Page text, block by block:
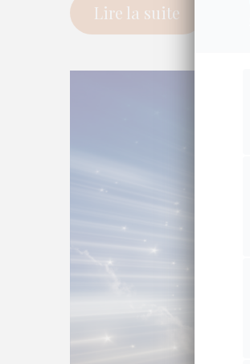
Lire la suite